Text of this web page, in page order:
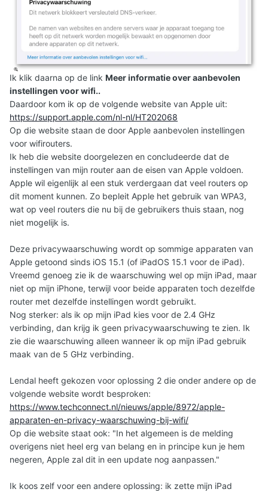
Ik klik daarna op de link Meer informatie over aanbevolen
instellingen voor wifi..
Daardoor kom ik op de volgende website van Apple uit:
https://support.apple.com/nl-nl/HT202068
Op die website staan de door Apple aanbevolen instellingen
voor wifirouters.
Ik heb die website doorgelezen en concludeerde dat de
instellingen van mijn router aan de eisen van Apple voldoen.
Apple wil eigenlijk al een stuk verdergaan dat veel routers op
dit moment kunnen. Zo bepleit Apple het gebruik van WPA3,
wat op veel routers die nu bij de gebruikers thuis staan, nog
niet mogelijk is.
Deze privacywaarschuwing wordt op sommige apparaten van
Apple getoond sinds iOS 15.1 (of iPadOS 15.1 voor de iPad).
Vreemd genoeg zie ik de waarschuwing wel op mijn iPad, maar
niet op mijn iPhone, terwijl voor beide apparaten toch dezelfde
router met dezelfde instellingen wordt gebruikt.
Nog sterker: als ik op mijn iPad kies voor de 2.4 GHz
verbinding, dan krijg ik geen privacywaarschuwing te zien. Ik
zie die waarschuwing alleen wanneer ik op mijn iPad gebruik
maak van de 5 GHz verbinding.
Lendal heeft gekozen voor oplossing 2 die onder andere op de
volgende website wordt besproken:
https://www.techconnect.nl/nieuws/apple/8972/apple-
apparaten-en-privacy-waarschuwing-bij-wifi/
Op die website staat ook: "In het algemeen is de melding
overigens niet heel erg van belang en in principe kun je hem
negeren, Apple zal dit in een update nog aanpassen."
Ik koos zelf voor een andere oplossing: ik zette mijn iPad